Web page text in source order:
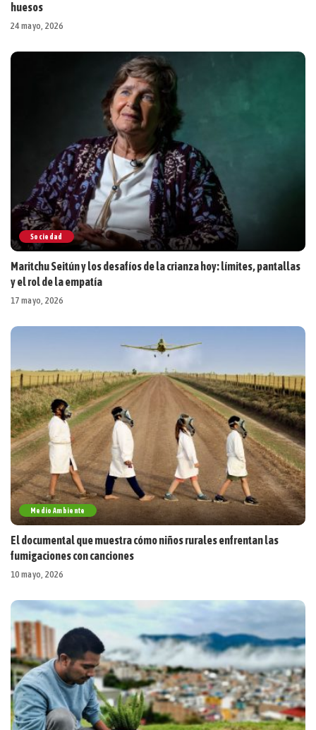
huesos
24 mayo, 2026
Sociedad
Maritchu Seitún y los desafíos de la crianza hoy: límites, pantallas
y el rol de la empatía
17 mayo, 2026
Medio Ambiente
El documental que muestra cómo niños rurales enfrentan las
fumigaciones con canciones
10 mayo, 2026